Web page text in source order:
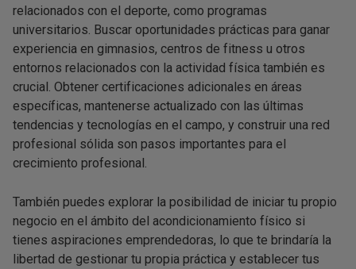
relacionados con el deporte, como programas
universitarios. Buscar oportunidades prácticas para ganar
experiencia en gimnasios, centros de fitness u otros
entornos relacionados con la actividad física también es
crucial. Obtener certificaciones adicionales en áreas
específicas, mantenerse actualizado con las últimas
tendencias y tecnologías en el campo, y construir una red
profesional sólida son pasos importantes para el
crecimiento profesional.
También puedes explorar la posibilidad de iniciar tu propio
negocio en el ámbito del acondicionamiento físico si
tienes aspiraciones emprendedoras, lo que te brindaría la
libertad de gestionar tu propia práctica y establecer tus